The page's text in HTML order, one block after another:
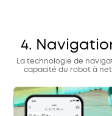
4.
La technologie de
capacité du robot à